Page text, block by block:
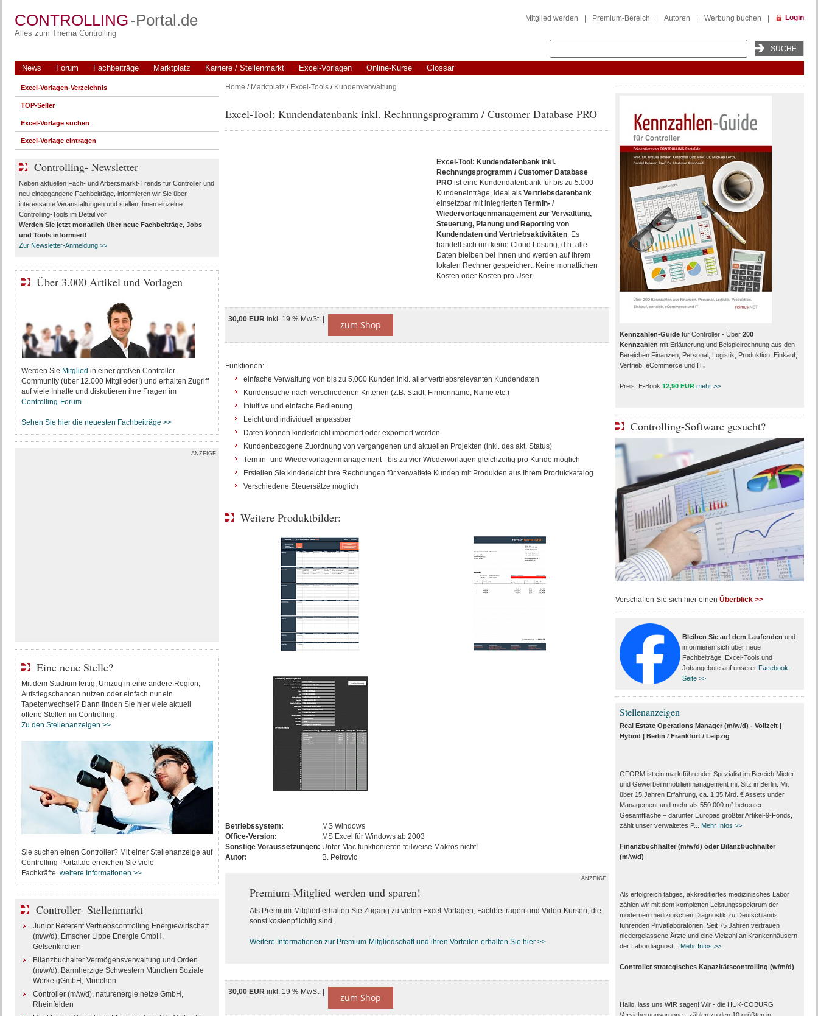
CONTROLLING-Portal.de
Alles zum Thema Controlling
Mitglied werden Premium-Bereich Autoren Werbung buchen Login
News Forum Fachbeiträge Marktplatz Karriere / Stellenmarkt Excel-Vorlagen Online-Kurse Glossar
Home / Marktplatz/ Excel-Tools/ Kundenverwaltung
Excel-Tool: Kundendatenbank inkl. Rechnungsprogramm / Customer Database PRO
Excel-Tool: Kundendatenbank inkl.
Rechnungsprogramm / Customer Database
PRO ist eine Kundendatenbank für bis zu 5.000
Kundeneinträge, ideal als Vertriebsdatenbank
einsetzbar mit integrierten Termin- /
Wiedervorlagenmanagement zur Verwaltung,
Steuerung, Planung und Reporting von
Kundendaten und Vertriebsaktivitäten. Es
handelt sich um keine Cloud Lösung, d.h. alle
Daten bleiben bei Ihnen und werden auf Ihrem
lokalen Rechner gespeichert. Keine monatlichen
Kosten oder Kosten pro User.
30,00 EUR inkl. 19 % MwSt. | zum Shop
Funktionen:
einfache Verwaltung von bis zu 5.000 Kunden inkl. aller vertriebsrelevanten Kundendaten
Kundensuche nach verschiedenen Kriterien (z.B. Stadt, Firmenname, Name etc.)
Intuitive und einfache Bedienung
Leicht und individuell anpassbar
Daten können kinderleicht importiert oder exportiert werden
Kundenbezogene Zuordnung von vergangenen und aktuellen Projekten (inkl. des akt. Status)
Termin- und Wiedervorlagenmanagement - bis zu vier Wiedervorlagen gleichzeitig pro Kunde möglich
Erstellen Sie kinderleicht Ihre Rechnungen für verwaltete Kunden mit Produkten aus Ihrem Produktkatalog
Verschiedene Steuersätze möglich
Weitere Produktbilder:
Betriebssystem:
MS Windows
Office-Version:
MS Excel für Windows ab 2003
Sonstige Voraussetzungen: Unter Mac funktionieren teilweise Makros nicht!
Autor:
B. Petrovic
ANZEIGE
Premium-Mitglied werden und sparen!
Als Premium-Mitglied erhalten Sie Zugang zu vielen Excel-Vorlagen, Fachbeiträgen und Video-Kursen, die
sonst kostenpflichtig sind.
Weitere Informationen zur Premium-Mitgliedschaft und ihren Vorteilen erhalten Sie hier >>
30,00 EUR inkl. 19 % MwSt. | zum Shop
Excel-Vorlagen-Verzeichnis
TOP-Seller
Excel-Vorlage suchen
Excel-Vorlage eintragen
Controlling- Newsletter
Neben aktuellen Fach- und Arbeitsmarkt-Trends für Controller und
neu eingegangene Fachbeiträge, informieren wir Sie über
interessante Veranstaltungen und stellen Ihnen einzelne
Controlling-Tools im Detail vor.
Werden Sie jetzt monatlich über neue Fachbeiträge, Jobs
und Toolsinformiert!
Zur Newsletter-Anmeldung >>
Über 3.000 Artikel und Vorlagen
Werden Sie Mitglied in einer großen Controller-
Community (über 12.000 Mitglieder!) und erhalten Zugriff
auf viele Inhalte und diskutieren ihre Fragen im
Controlling-Forum.
Sehen Sie hier die neuesten Fachbeiträge >>
ANZEIGE
Eine neue Stelle?
Mit dem Studium fertig, Umzug in eine andere Region,
Aufstiegschancen nutzen oder einfach nur ein
Tapetenwechsel? Dann finden Sie hier viele aktuell
offene Stellen im Controlling.
Zu den Stellenanzeigen >>
Sie suchen einen Controller? Mit einer Stellenanzeige auf
Controlling-Portal.de erreichen Sie viele
Fachkräfte. weitere Informationen >>
Controller- Stellenmarkt
Junior Referent Vertriebscontrolling Energiewirtschaft
(m/w/d), Emscher Lippe Energie GmbH,
Gelsenkirchen
Bilanzbuchalter Vermögensverwaltung und Orden
(m/w/d), Barmherzige Schwestern München Soziale
Werke gGmbH, München
Controller (m/w/d), naturenergie netze GmbH,
Rheinfelden
Kennzahlen-Guidefür Controller - Über 200
Kennzahlen mit Erläuterung und Beispielrechnung aus den
Bereichen Finanzen, Personal, Logistik, Produktion, Einkauf,
Vertrieb, eCommerce und IT.
Preis: E-Book 12,90 EUR mehr >>
Controlling-Software gesucht?
Verschaffen Sie sich hier einen Überblick >>
Bleiben Sie auf dem Laufenden und
informieren sich über neue
Fachbeiträge, Excel-Tools und
Jobangebote auf unserer Facebook-
Seite >>
Stellenanzeigen
Real Estate Operations Manager (m/w/d) - Vollzeit |
Hybrid | Berlin / Frankfurt / Leipzig
GFORM ist ein marktführender Spezialist im Bereich Mieter-
und Gewerbeimmobilienmanagement mit Sitz in Berlin. Mit
über 15 Jahren Erfahrung, ca. 1,35 Mrd. € Assets under
Management und mehr als 550.000 m² betreuter
Gesamtfläche – darunter Europas größter Artikel-9-Fonds,
zählt unser verwaltetes P...
Mehr Infos >>
Finanzbuchhalter (m/w/d) oder Bilanzbuchhalter
(m/w/d)
Als erfolgreich tätiges, akkreditiertes medizinisches Labor
zählen wir mit dem kompletten Leistungs­spektrum der
modernen medizinischen Diagnostik zu Deutschlands
führenden Privat­laboratorien. Seit 75 Jahren vertrauen
nieder­gelassene Ärzte und eine Vielzahl an Kranken­häusern
der Labor­diagnost...
Mehr Infos >>
Controller strategisches Kapazitätscontrolling (w/m/d)
Hallo, lass uns WIR sagen! Wir - die HUK-COBURG